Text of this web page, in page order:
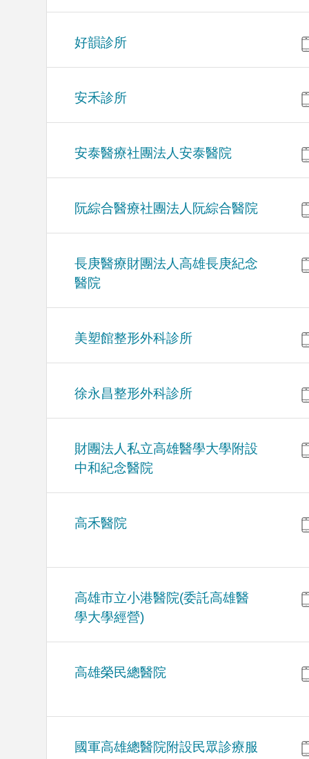
好韻診所
安禾診所
安泰醫療社團法人安泰醫院
阮綜合醫療社團法人阮綜合醫院
長庚醫療財團法人高雄長庚紀念
醫院
美塑館整形外科診所
徐永昌整形外科診所
財團法人私立高雄醫學大學附設
中和紀念醫院
高禾醫院
高雄市立小港醫院(委託高雄醫
學大學經營)
高雄榮民總醫院
國軍高雄總醫院附設民眾診療服